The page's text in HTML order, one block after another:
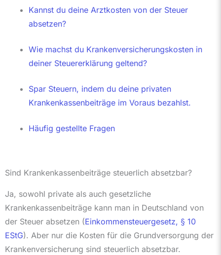
Kannst du deine Arztkosten von der Steuer
absetzen?
Wie machst du Krankenversicherungskosten in
deiner Steuererklärung geltend?
Spar Steuern, indem du deine privaten
Krankenkassenbeiträge im Voraus bezahlst.
Häufig gestellte Fragen
Sind Krankenkassenbeiträge steuerlich absetzbar?
Ja, sowohl private als auch gesetzliche
Krankenkassenbeiträge kann man in Deutschland von
der Steuer absetzen (Einkommensteuergesetz, § 10
EStG). Aber nur die Kosten für die Grundversorgung der
Krankenversicherung sind steuerlich absetzbar.